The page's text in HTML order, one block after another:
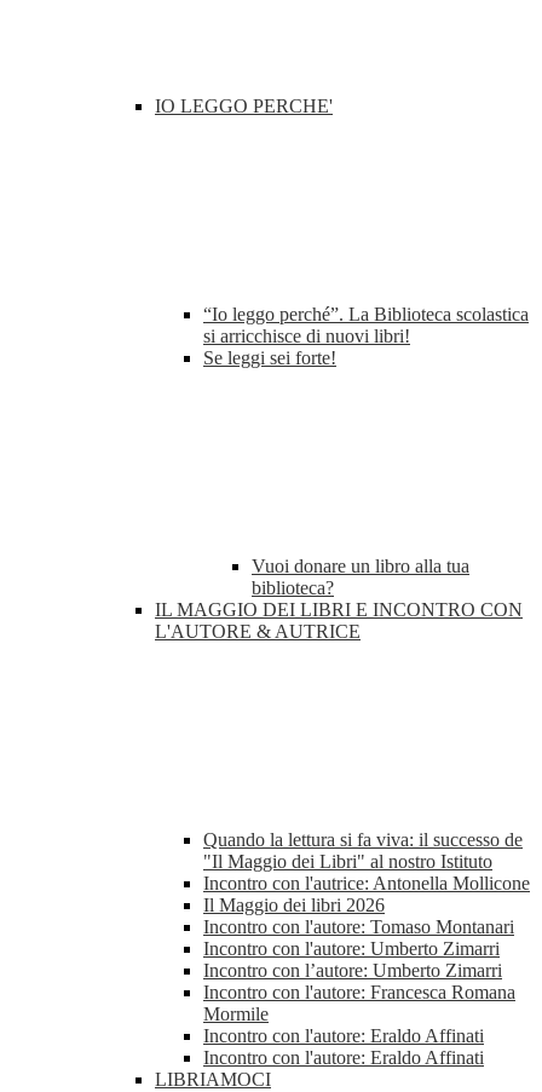
IO LEGGO PERCHE'
“Io leggo perché”. La Biblioteca scolastica
si arricchisce di nuovi libri!
Se leggi sei forte!
Vuoi donare un libro alla tua
biblioteca?
IL MAGGIO DEI LIBRI E INCONTRO CON
L'AUTORE & AUTRICE
Quando la lettura si fa viva: il successo de
"Il Maggio dei Libri" al nostro Istituto
Incontro con l'autrice: Antonella Mollicone
Il Maggio dei libri 2026
Incontro con l'autore: Tomaso Montanari
Incontro con l'autore: Umberto Zimarri
Incontro con l’autore: Umberto Zimarri
Incontro con l'autore: Francesca Romana
Mormile
Incontro con l'autore: Eraldo Affinati
Incontro con l'autore: Eraldo Affinati
LIBRIAMOCI